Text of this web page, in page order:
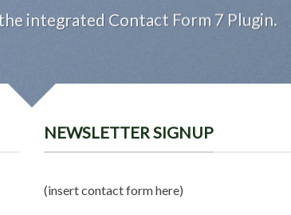
integrated Contact Form 7 Plugin.
NEWSLETTER SIGNUP
(insert contact form here)